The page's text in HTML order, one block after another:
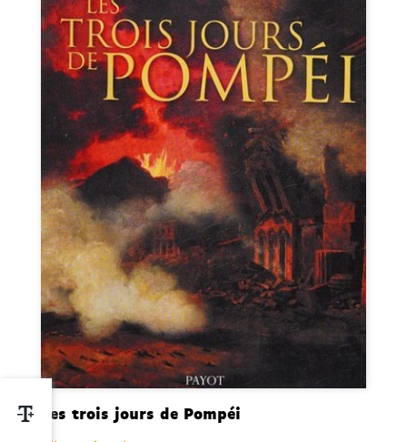
Contraste, augmenter la taille des
Les trois jours de Pompéi